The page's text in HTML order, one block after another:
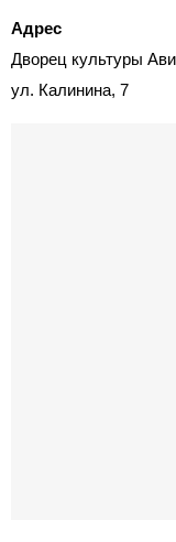
Адрес
Дворец культуры
ул. Калинина, 7